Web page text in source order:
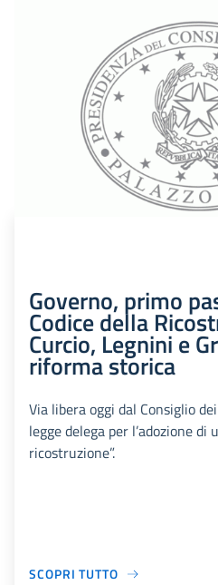
Governo, primo
Codice della
Curcio, Legnini e
riforma storica
Via libera oggi dal Consiglio
legge delega per l’adozione di
ricostruzione”.
SCOPRI TUTTO